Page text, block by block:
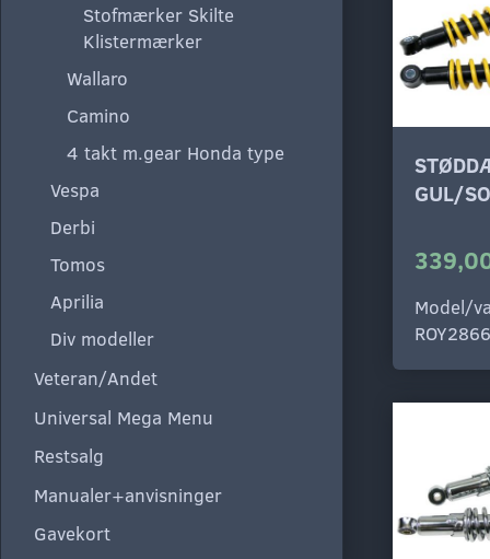
Stofmærker Skilte
Klistermærker
Wallaro
Camino
4 takt m.gear Honda type
Vespa
Derbi
Tomos
Aprilia
Div modeller
Veteran/Andet
Universal Mega Menu
Restsalg
Manualer+anvisninger
Gavekort
GUL/
Model/